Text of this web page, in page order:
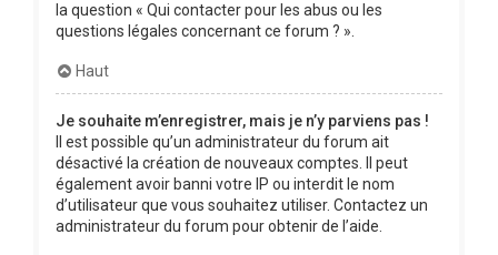
la question « Qui contacter pour les abus ou les
questions légales concernant ce forum ? ».
Haut
Je souhaite m’enregistrer, mais je n’y parviens pas !
Il est possible qu’un administrateur du forum ait
désactivé la création de nouveaux comptes. Il peut
également avoir banni votre IP ou interdit le nom
d’utilisateur que vous souhaitez utiliser. Contactez un
administrateur du forum pour obtenir de l’aide.